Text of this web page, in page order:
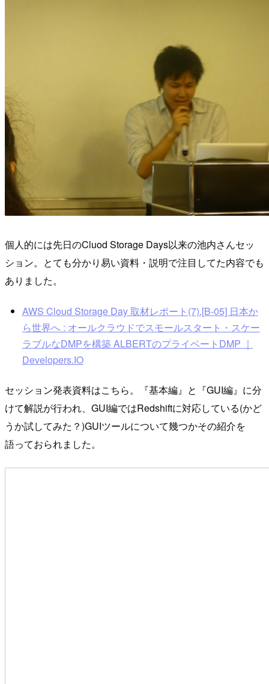
個人的には先日のCluod Storage Days以来の池内さんセッ
ション。とても分かり易い資料・説明で注目してた内容でも
ありました。
AWS Cloud Storage Day 取材レポート(7).[B-05] 日本か
ら世界へ : オールクラウドでスモールスタート・スケー
ラブルなDMPを構築 ALBERTのプライベートDMP ｜
Developers.IO
セッション発表資料はこちら。『基本編』と『GUI編』に分
けて解説が行われ、GUI編ではRedshiftに対応している(かど
うか試してみた？)GUIツールについて幾つかその紹介を
語っておられました。